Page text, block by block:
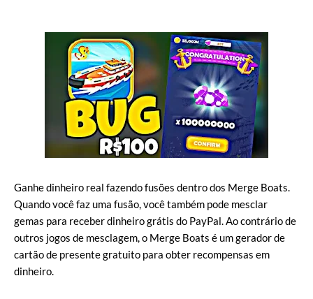
Ganhe dinheiro real fazendo fusões dentro dos Merge Boats.
Quando você faz uma fusão, você também pode mesclar
gemas para receber dinheiro grátis do PayPal. Ao contrário de
outros jogos de mesclagem, o Merge Boats é um gerador de
cartão de presente gratuito para obter recompensas em
dinheiro.